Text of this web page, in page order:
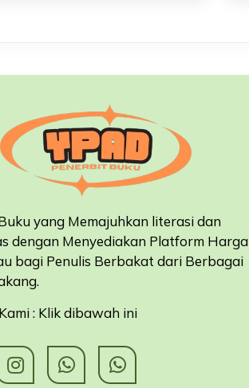
yang Memajuhkan literasi dan
dengan Menyediakan Platform Harga
bagi Penulis Berbakat dari Berbagai
.
: Klik dibawah ini